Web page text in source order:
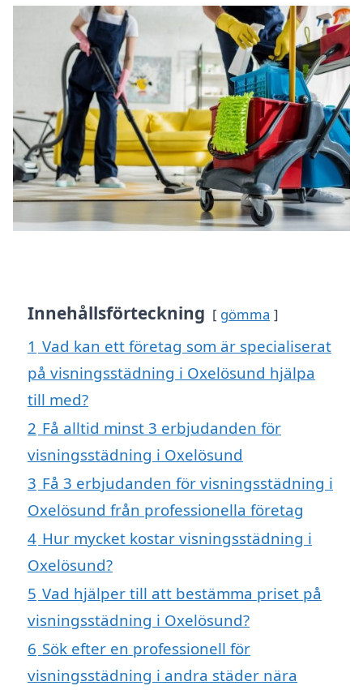
Innehållsförteckning gömma
1 Vad kan ett företag som är specialiserat
på visningsstädning i Oxelösund hjälpa
till med?
2 Få alltid minst 3 erbjudanden för
visningsstädning i Oxelösund
3 Få 3 erbjudanden för visningsstädning i
Oxelösund från professionella företag
4 Hur mycket kostar visningsstädning i
Oxelösund?
5 Vad hjälper till att bestämma priset på
visningsstädning i Oxelösund?
6 Sök efter en professionell för
visningsstädning i andra städer nära